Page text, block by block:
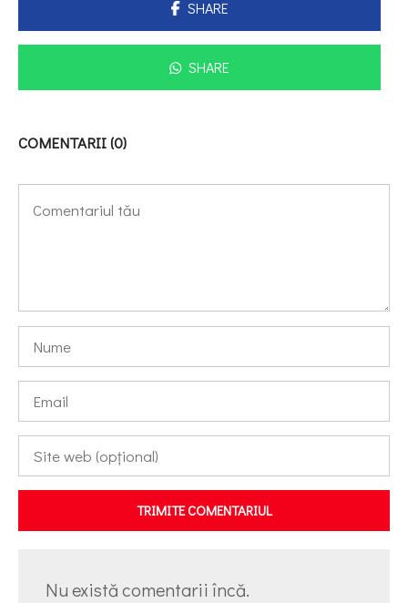
SHARE
SHARE
COMENTARII (0)
TRIMITE COMENTARIUL
Nu există comentarii încă.